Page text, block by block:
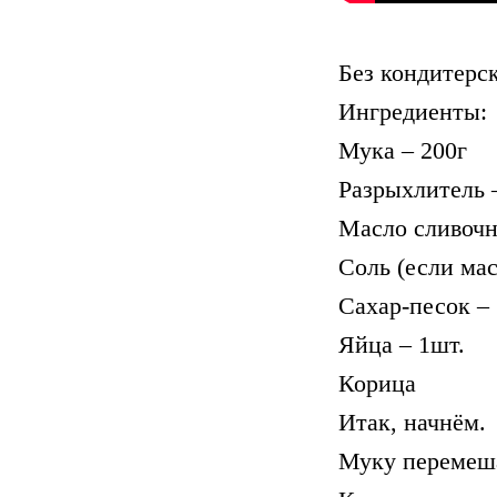
Без
Ингредиенты:
Мука – 200г
Разрыхлитель
Масло
Соль (если
Сахар-песок –
Яйца – 1шт.
Корица
Итак, начнём.
Муку